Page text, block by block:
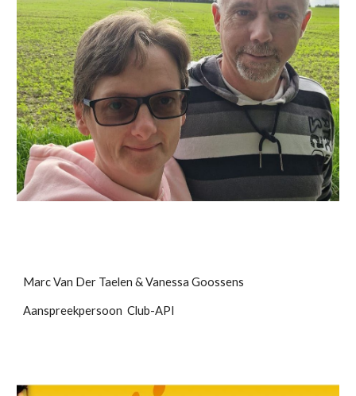
Marc Van Der Taelen & Vanessa Goossens
Aanspreekpersoon Club-API